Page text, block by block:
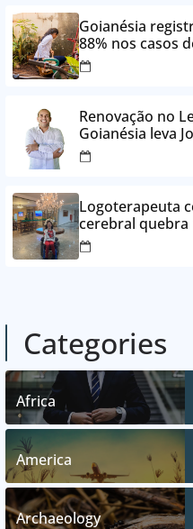
Goianésia
88% nos casos
ações de
Prefeitura
Renovação no
Goianésia leva
Batista à
Logoterapeuta
cerebral quebra
ajuda pacientes
propósito em
Categories
Africa
America
Archaeology